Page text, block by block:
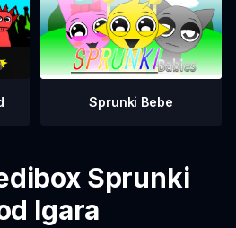
Sprunki Bebe
Sprunki
Igara